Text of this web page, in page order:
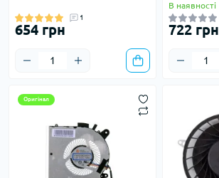
1
654 грн
В наявності
722 грн
Оригінал